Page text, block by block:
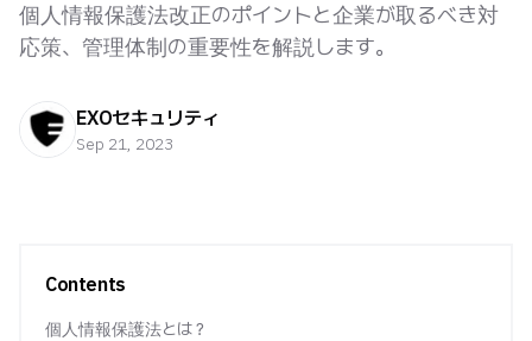
個人情報保護法改正のポイントと企業が取るべき対
応策、管理体制の重要性を解説します。
EXOセキュリティ
Sep 21, 2023
Contents
個人情報保護法とは？